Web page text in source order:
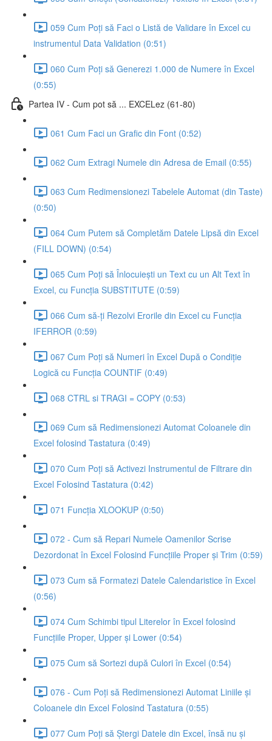
059 Cum Poți să Faci o Listă de Validare în Excel cu
instrumentul Data Validation (0:51)
060 Cum Poți să Generezi 1.000 de Numere în Excel
(0:55)
Partea IV - Cum pot să ... EXCELez (61-80)
061 Cum Faci un Grafic din Font (0:52)
062 Cum Extragi Numele din Adresa de Email (0:55)
063 Cum Redimensionezi Tabelele Automat (din Taste)
(0:50)
064 Cum Putem să Completăm Datele Lipsă din Excel
(FILL DOWN) (0:54)
065 Cum Poți să Înlocuiești un Text cu un Alt Text în
Excel, cu Funcția SUBSTITUTE (0:59)
066 Cum să-ți Rezolvi Erorile din Excel cu Funcția
IFERROR (0:59)
067 Cum Poți să Numeri în Excel După o Condiție
Logică cu Funcția COUNTIF (0:49)
068 CTRL si TRAGI = COPY (0:53)
069 Cum să Redimensionezi Automat Coloanele din
Excel folosind Tastatura (0:49)
070 Cum Poți să Activezi Instrumentul de Filtrare din
Excel Folosind Tastatura (0:42)
071 Funcția XLOOKUP (0:50)
072 - Cum să Repari Numele Oamenilor Scrise
Dezordonat în Excel Folosind Funcțiile Proper și Trim (0:59)
073 Cum să Formatezi Datele Calendaristice în Excel
(0:56)
074 Cum Schimbi tipul Literelor în Excel folosind
Funcțiile Proper, Upper și Lower (0:54)
075 Cum să Sortezi după Culori în Excel (0:54)
076 - Cum Poți să Redimensionezi Automat Liniile și
Coloanele din Excel Folosind Tastatura (0:55)
077 Cum Poți să Ștergi Datele din Excel, însă nu și